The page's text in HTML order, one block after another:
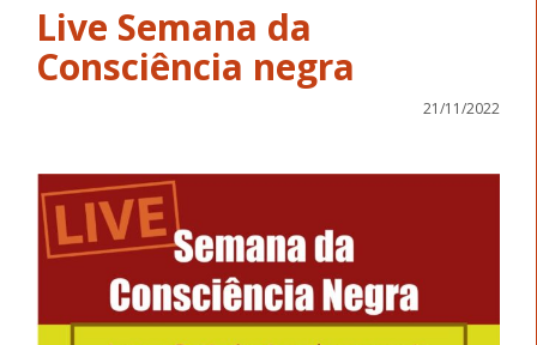
Live Semana da
Consciência negra
21/11/2022